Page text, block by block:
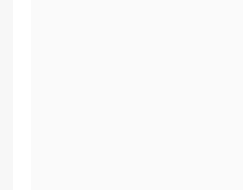
فكلُّ فردٍ في